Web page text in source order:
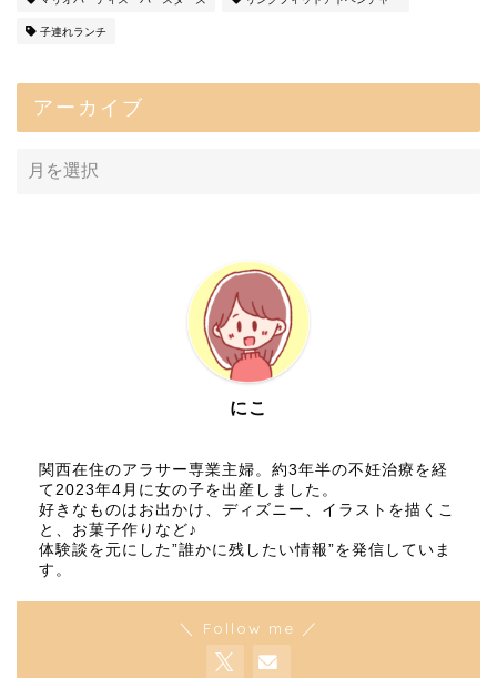
子連れランチ
アーカイブ
にこ
関西在住のアラサー専業主婦。約3年半の不妊治療を経
て2023年4月に女の子を出産しました。
好きなものはお出かけ、ディズニー、イラストを描くこ
と、お菓子作りなど♪
体験談を元にした”誰かに残したい情報”を発信していま
す。
＼ Follow me ／